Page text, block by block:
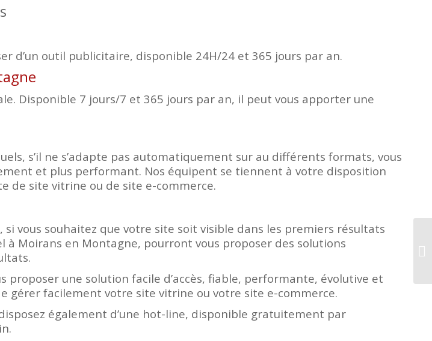
d’un outil publicitaire, disponible 24H/24 et 365 jours par an.
Disponible 7 jours/7 et 365 jours par an, il peut vous apporter une
s’il ne s’adapte pas automatiquement sur au différents formats, vous
et plus performant. Nos équipent se tiennent à votre disposition
de site vitrine ou de site e-commerce.
vous souhaitez que votre site soit visible dans les premiers résultats
Moirans en Montagne, pourront vous proposer des solutions
une solution facile d’accès, fiable, performante, évolutive et
gérer facilement votre site vitrine ou votre site e-commerce.
également d’une hot-line, disponible gratuitement par